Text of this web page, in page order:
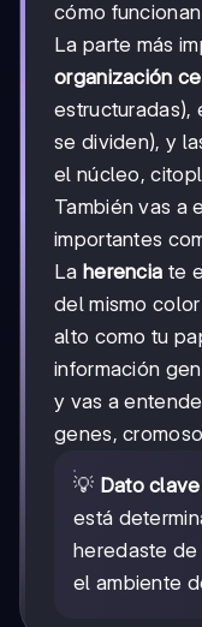
cómo
La parte más
organización
estructuradas),
se dividen), y
el núcleo,
También vas a
importantes
La herencia te
del mismo
alto como tu
información
y vas a
genes,
💡 Dato clave
está
heredaste
el ambiente